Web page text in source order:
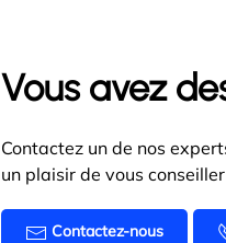
Vous avez
Contactez un de nos
un plaisir de vous
Contactez-nous